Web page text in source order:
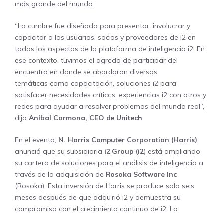
más grande del mundo.
“La cumbre fue diseñada para presentar, involucrar y
capacitar a los usuarios, socios y proveedores de i2 en
todos los aspectos de la plataforma de inteligencia i2. En
ese contexto, tuvimos el agrado de participar del
encuentro en donde se abordaron diversas
temáticas como capacitación, soluciones i2 para
satisfacer necesidades críticas, experiencias i2 con otros y
redes para ayudar a resolver problemas del mundo real”,
dijo Aníbal Carmona, CEO de Unitech.
En el evento, N. Harris Computer Corporation (Harris)
anunció que su subsidiaria i2 Group (i2) está ampliando
su cartera de soluciones para el análisis de inteligencia a
través de la adquisición de Rosoka Software Inc
(Rosoka). Esta inversión de Harris se produce solo seis
meses después de que adquirió i2 y demuestra su
compromiso con el crecimiento continuo de i2. La